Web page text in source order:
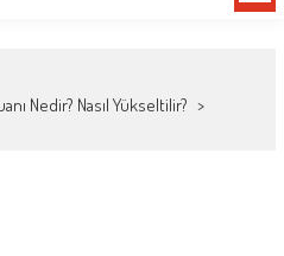
Nedir? Nasıl Yükseltilir? >